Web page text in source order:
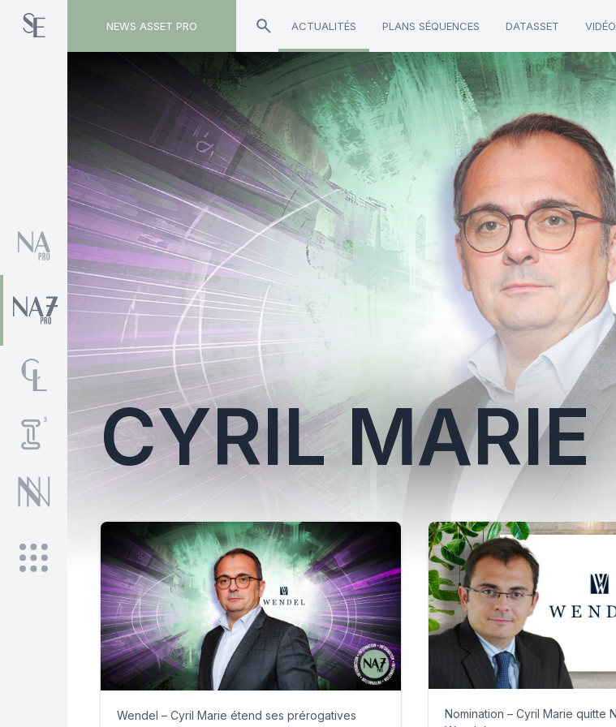
NEWS ASSET PRO ACTUALITÉS PLANS SÉQUENCES DATASSET
Toute l'actualité sur le tag "Cyril Marie"
CYRIL MARIE
Wendel – Cyril Marie étend ses prérogatives
Nomination – Cyril Marie quitte